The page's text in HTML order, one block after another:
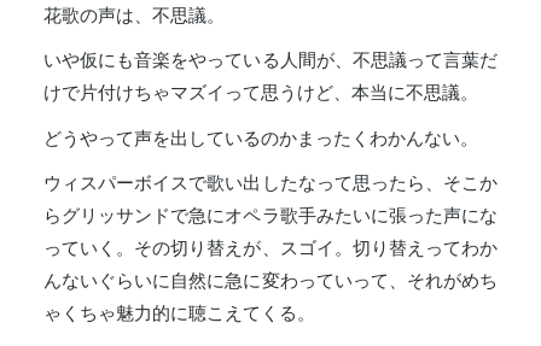
花歌の声は、不思議。
いや仮にも音楽をやっている人間が、不思議って言葉だ
けで片付けちゃマズイって思うけど、本当に不思議。
どうやって声を出しているのかまったくわかんない。
ウィスパーボイスで歌い出したなって思ったら、そこか
らグリッサンドで急にオペラ歌手みたいに張った声にな
っていく。その切り替えが、スゴイ。切り替えってわか
んないぐらいに自然に急に変わっていって、それがめち
ゃくちゃ魅力的に聴こえてくる。